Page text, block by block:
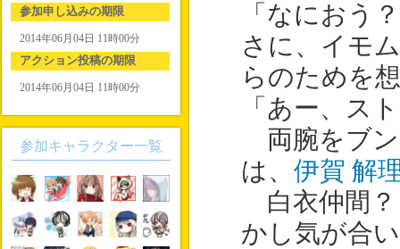
「なにおう
さに、イモ
らのためを
「あー、ス
両腕をブ
は、 伊賀 解
白衣仲間
かし気が合
参加申し込みの期限
2014年06月04日 11時00分
アクション投稿の期限
2014年06月04日 11時00分
参加キャラクター一覧